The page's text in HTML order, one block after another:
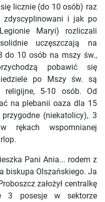
licznie (do 10 osób) raz
zdyscyplinowani i jak po
Maryi) rozliczali
uczęszczają na
do 10 osób na mszy św.,
pobawić się
po Mszy św. są
religijne, 5-10 osób. Od
na plebanii oaza dla 15
(niekatolicy), 3
rękach wspomnianej
Pani Ania... rodem z
biskupa Olszańskiego. Ja
założył centralkę
3 posesje w sektorze